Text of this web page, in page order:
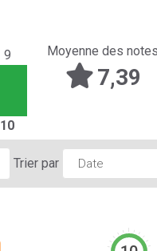
9
10
Moyenne des
7,39
Trier par